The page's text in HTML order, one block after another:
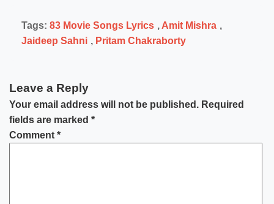
Tags: 83 Movie Songs Lyrics , Amit Mishra ,
Jaideep Sahni , Pritam Chakraborty
Leave a Reply
Your email address will not be published. Required
fields are marked *
Comment *